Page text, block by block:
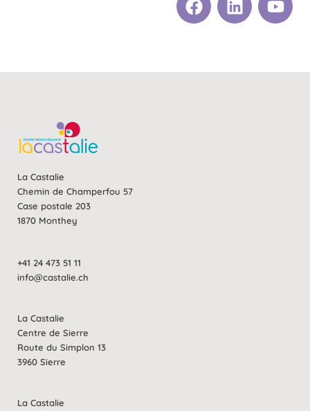
La Castalie
Chemin de Champerfou 57
Case postale 203
1870 Monthey
+41 24 473 51 11
info@castalie.ch
La Castalie
Centre de Sierre
Route du Simplon 13
3960 Sierre
La Castalie